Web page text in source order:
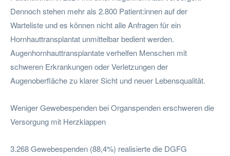
Dennoch stehen mehr als 2.800 Patient:innen auf der
Warteliste und es können nicht alle Anfragen für ein
Hornhauttransplantat unmittelbar bedient werden.
Augenhornhauttransplantate verhelfen Menschen mit
schweren Erkrankungen oder Verletzungen der
Augenoberfläche zu klarer Sicht und neuer Lebensqualität.
Weniger Gewebespenden bei Organspenden erschweren die
Versorgung mit Herzklappen
3.268 Gewebespenden (88,4%) realisierte die DGFG